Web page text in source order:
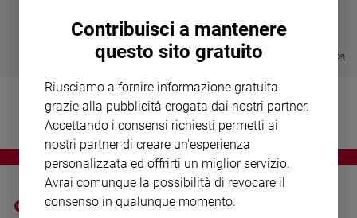
giorno
giorno
- VOL DA 1 AL 5
€ 64,50
Visualizza tutte le collection
Contribuisci a mantenere
questo sito gratuito
Riusciamo a fornire informazione gratuita
grazie alla pubblicità erogata dai nostri partner.
Accettando i consensi richiesti permetti ai
nostri partner di creare un'esperienza
personalizzata ed offrirti un miglior servizio.
Avrai comunque la possibilità di revocare il
consenso in qualunque momento.